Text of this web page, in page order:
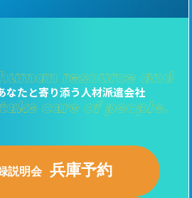
なたと寄り添う人材派遣会社
説明会 兵庫予約